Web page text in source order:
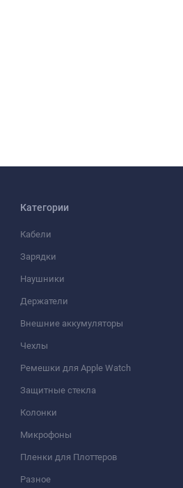
Категории
Кабели
Зарядки
Наушники
Держатели
Внешние аккумуляторы
Чехлы
Ремешки для Apple Watch
Защитные стекла
Колонки
Микрофоны
Пленки для Плоттеров
Разное